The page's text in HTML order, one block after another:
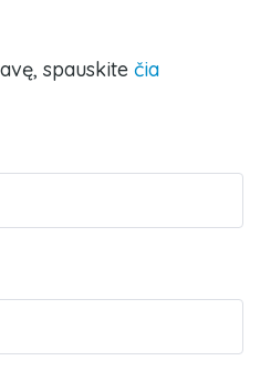
spauskite čia